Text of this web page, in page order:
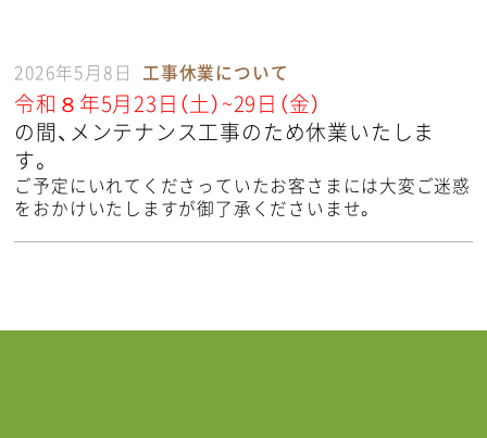
2026年5月8日 工事休業について
令和８年5月23日（土）~29日（金）
の間、メンテナンス工事のため休業いたしま
す。
ご予定にいれてくださっていたお客さまには大変ご迷惑
をおかけいたしますが御了承くださいませ。